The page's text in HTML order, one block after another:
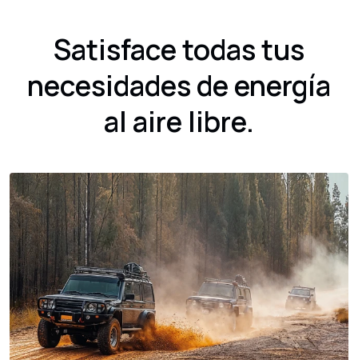
Satisface todas tus
necesidades de energía
al aire libre.